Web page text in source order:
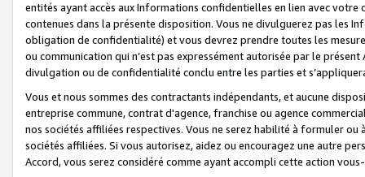
entités ayant accès aux Informations confidentielles en lien avec
contenues dans la présente disposition. Vous ne divulguerez pas les
obligation de confidentialité) et vous devrez prendre toutes les
ou communication qui n’est pas expressément autorisée par le
divulgation ou de confidentialité conclu entre les parties et
Vous et nous sommes des contractants indépendants, et aucune
entreprise commune, contrat d'agence, franchise ou agence
nos sociétés affiliées respectives. Vous ne serez habilité à formuler
sociétés affiliées. Si vous autorisez, aidez ou encouragez une autre
Accord, vous serez considéré comme ayant accompli cette action